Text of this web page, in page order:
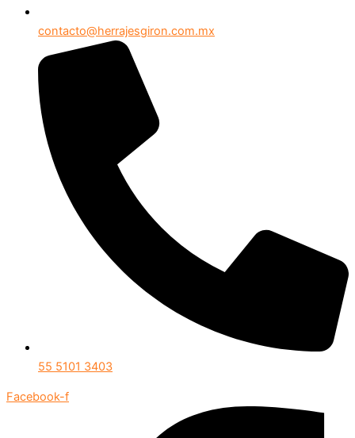
contacto@herrajesgiron.com.mx
55 5101 3403
Facebook-f